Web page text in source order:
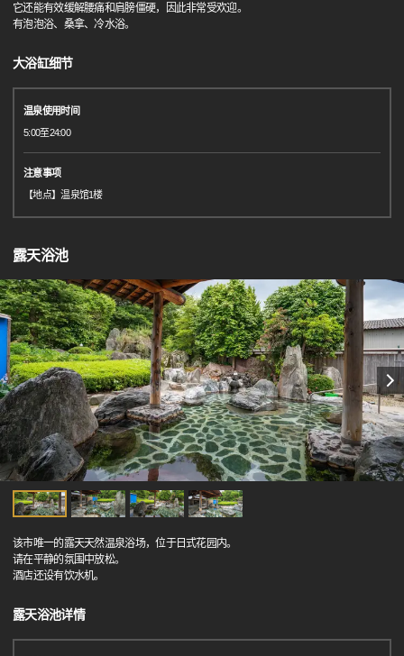
它还能有效缓解腰痛和肩膀僵硬，因此非常受欢迎。
有泡泡浴、桑拿、冷水浴。
大浴缸细节
温泉使用时间
5:00至24:00
注意事项
【地点】温泉馆1楼
露天浴池
该市唯一的露天天然温泉浴场，位于日式花园内。
请在平静的氛围中放松。
酒店还设有饮水机。
露天浴池详情